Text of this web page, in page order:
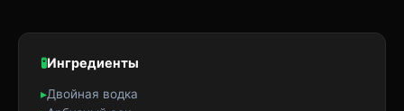
🧪Ингредиенты
▸Двойная водка